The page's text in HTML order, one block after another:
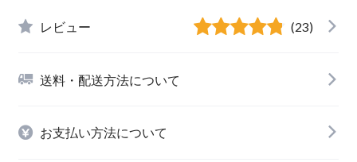
レビュー (23)
送料・配送方法について
お支払い方法について